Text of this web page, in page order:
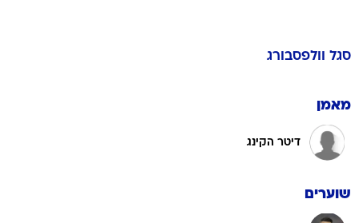
סגל וולפסבורג
מאמן
דיטר הקינג
שוערים